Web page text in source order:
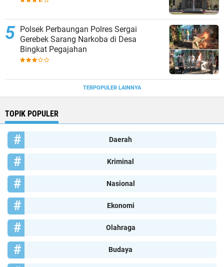
Polsek Perbaungan Polres Sergai
Gerebek Sarang Narkoba di Desa
Bingkat Pegajahan
TERPOPULER LAINNYA
TOPIK POPULER
Daerah
Kriminal
Nasional
Ekonomi
Olahraga
Budaya